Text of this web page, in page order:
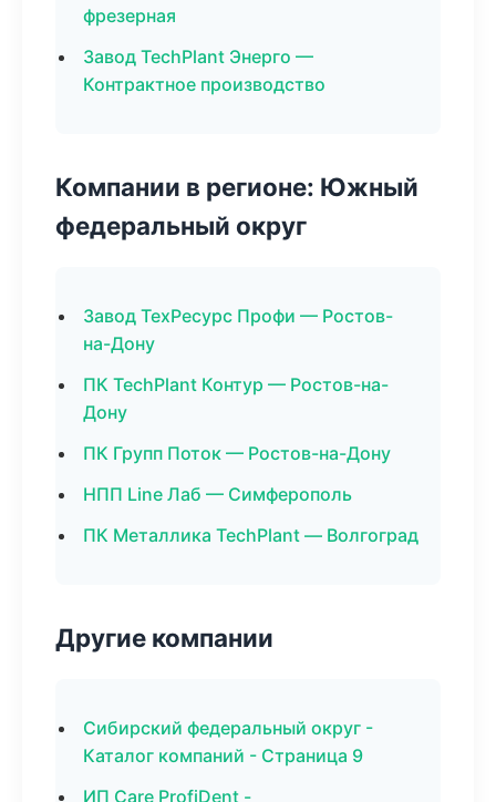
фрезерная
Завод TechPlant Энерго —
Контрактное производство
Компании в регионе: Южный
федеральный округ
Завод ТехРесурс Профи — Ростов-
на-Дону
ПК TechPlant Контур — Ростов-на-
Дону
ПК Групп Поток — Ростов-на-Дону
НПП Line Лаб — Симферополь
ПК Металлика TechPlant — Волгоград
Другие компании
Сибирский федеральный округ -
Каталог компаний - Страница 9
ИП Care ProfiDent -